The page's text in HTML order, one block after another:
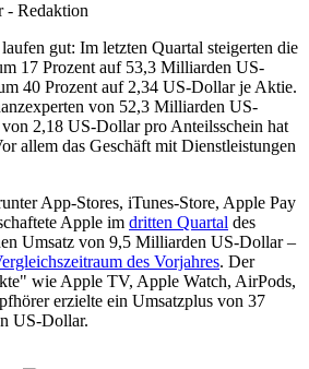
- Redaktion
gut: Im letzten Quartal steigerten die
17 Prozent auf 53,3 Milliarden US-
40 Prozent auf 2,34 US-Dollar je Aktie.
von 52,3 Milliarden US-
2,18 US-Dollar pro Anteilsschein hat
allem das Geschäft mit Dienstleistungen
App-Stores, iTunes-Store, Apple Pay
Apple im dritten Quartal des
Umsatz von 9,5 Milliarden US-Dollar –
des Vorjahres. Der
wie Apple TV, Apple Watch, AirPods,
erzielte ein Umsatzplus von 37
US-Dollar.